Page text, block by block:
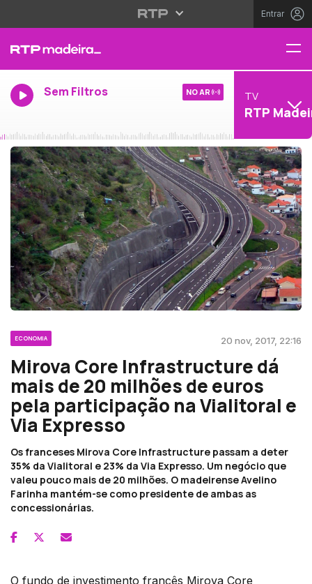
Entrar
Sem Filtros NO AR TV
RTP
ECONOMIA 20 nov, 2017, 22:16
Mirova Core Infrastructure dá
mais de 20 milhões de euros
pela participação na Vialitoral e
Via Expresso
Os franceses Mirova Core Infrastructure passam a deter
35% da Vialitoral e 23% da Via Expresso. Um negócio que
valeu pouco mais de 20 milhões. O madeirense Avelino
Farinha mantém-se como presidente de ambas as
concessionárias.
O fundo de investimento francês Mirova Core